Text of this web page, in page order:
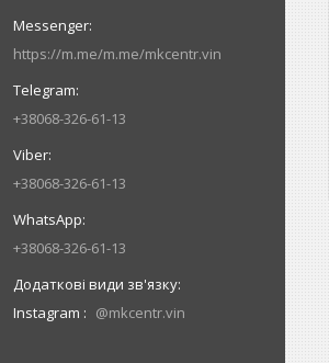
https://m.me/m.me/mkcentr.vin
+38068-326-61-13
+38068-326-61-13
+38068-326-61-13
Instagram @mkcentr.vin